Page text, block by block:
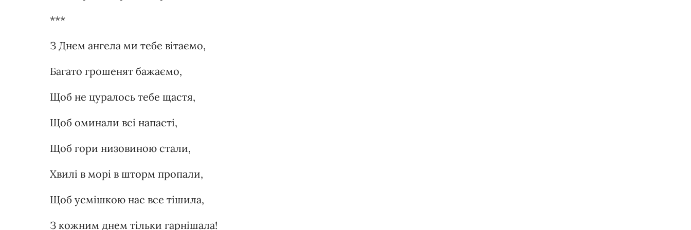
***
З Днем ангела ми тебе вітаємо,
Багато грошенят бажаємо,
Щоб не цуралось тебе щастя,
Щоб оминали всі напасті,
Щоб гори низовиною стали,
Хвилі в морі в шторм пропали,
Щоб усмішкою нас все тішила,
З кожним днем тільки гарнішала!